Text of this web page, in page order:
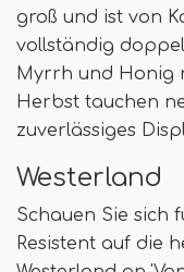
groß und ist von
vollständig
Myrrh und Honig
Herbst tauchen
zuverlässiges
Westerland
Schauen Sie sich
Resistent auf die